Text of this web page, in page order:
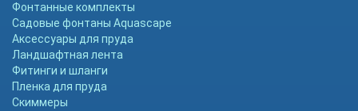
Фонтанные комплекты
Садовые фонтаны Aquascape
Аксессуары для пруда
Ландшафтная лента
Фитинги и шланги
Пленка для пруда
Скиммеры